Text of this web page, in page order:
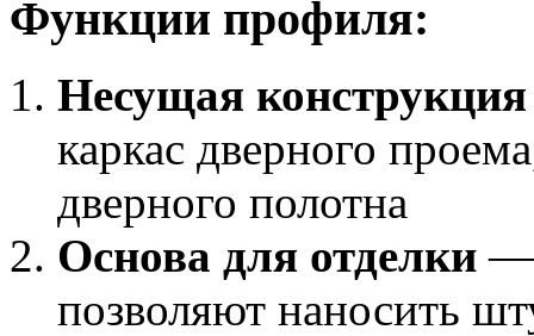
Функции профиля:
Несущая конструкция
каркас дверного
дверного полотна
Основа для отделки —
позволяют наносить